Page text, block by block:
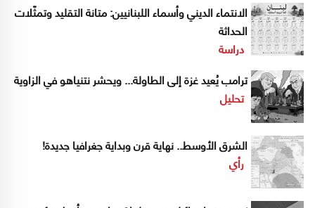
الانتماء الديني وأسماء اللبنانيين: متانة التقليد وتمثّلات
الحداثة
دراسة
ترامب يُعيد غزة إلى الطاولة... ويحشر نتنياهو في الزاوية
تحليل
الشرق الأوسط.. نهاية قرن وبداية جغرافيا جديدة!
رأي